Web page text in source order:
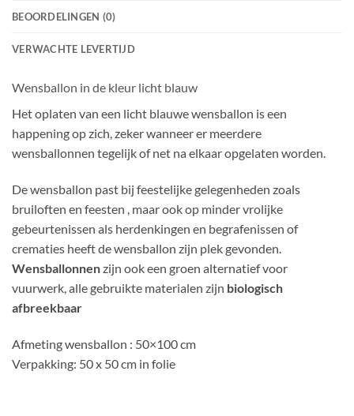
BEOORDELINGEN (0)
VERWACHTE LEVERTIJD
Wensballon in de kleur licht blauw
Het oplaten van een licht blauwe wensballon is een
happening op zich, zeker wanneer er meerdere
wensballonnen tegelijk of net na elkaar opgelaten worden.
De wensballon past bij feestelijke gelegenheden zoals
bruiloften en feesten , maar ook op minder vrolijke
gebeurtenissen als herdenkingen en begrafenissen of
crematies heeft de wensballon zijn plek gevonden.
Wensballonnenzijn ook een groen alternatief voor
vuurwerk, alle gebruikte materialen zijn biologisch
afbreekbaar
Afmeting wensballon : 50×100 cm
Verpakking: 50 x 50 cm in folie